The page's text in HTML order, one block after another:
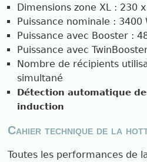
Dimensions zone XL : 230
Puissance nominale : 3400
Puissance avec Booster :
Puissance avec
Nombre de récipients
simultané
Détection automatique
induction
Cahier technique de la
Toutes les performances de